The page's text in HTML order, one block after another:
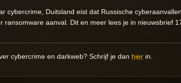
cybercrime, Duitsland eist dat Russische
ransomware aanval. Dit en meer lees je in nieuwsbrief
cybercrime en darkweb? Schrijf je dan hier in.